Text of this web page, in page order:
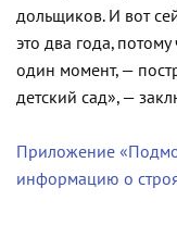
дольщиков. И вот
это два года,
один момент, —
детский сад», —
Приложение
информацию о